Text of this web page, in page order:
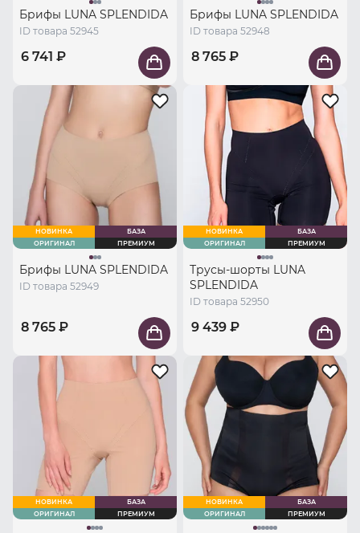
Брифы LUNA SPLENDIDA
ID товара 52945
6 741 ₽
Брифы LUNA SPLENDIDA
ID товара 52948
8 765 ₽
НОВИНКА
БАЗА
ОРИГИНАЛ
ПРЕМИУМ
Брифы LUNA SPLENDIDA
ID товара 52949
8 765 ₽
НОВИНКА
БАЗА
ОРИГИНАЛ
ПРЕМИУМ
Трусы-шорты LUNA
SPLENDIDA
ID товара 52950
9 439 ₽
НОВИНКА
БАЗА
ОРИГИНАЛ
ПРЕМИУМ
НОВИНКА
БАЗА
ОРИГИНАЛ
ПРЕМИУМ